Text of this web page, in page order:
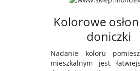
Kolorowe
doniczki
Nadanie koloru
mieszkalnym jest